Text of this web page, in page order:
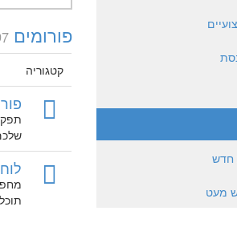
פורומים
קטגוריה
חדש
מעט